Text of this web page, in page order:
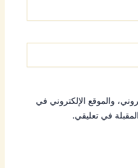
والموقع الإلكتروني في
في تعليقي.